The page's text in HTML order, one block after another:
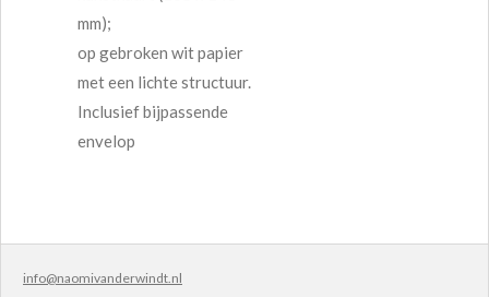
mm);
op gebroken wit papier
met een lichte structuur.
Inclusief bijpassende
envelop
info@naomivanderwindt.nl